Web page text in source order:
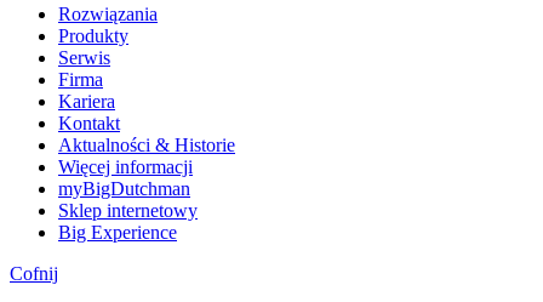
Rozwiązania
Produkty
Serwis
Firma
Kariera
Kontakt
Aktualności & Historie
Więcej informacji
myBigDutchman
Sklep internetowy
Big Experience
Cofnij